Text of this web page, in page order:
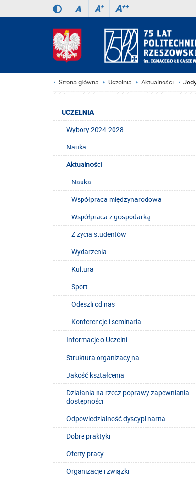
A A+ A++
Strona główna Uczelnia Aktualności
UCZELNIA
Wybory 2024-2028
Nauka
Aktualności
Nauka
Współpraca międzynarodowa
Współpraca z gospodarką
Z życia studentów
Wydarzenia
Kultura
Sport
Odeszli od nas
Konferencje i seminaria
Informacje o Uczelni
Struktura organizacyjna
Jakość kształcenia
Działania na rzecz poprawy zapewniania
dostępności
Odpowiedzialność dyscyplinarna
Dobre praktyki
Oferty pracy
Organizacje i związki